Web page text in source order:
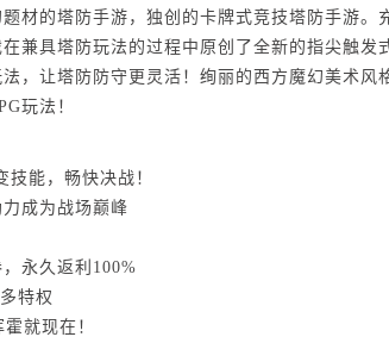
题材的塔防手游，独创的卡牌式竞技塔防手游
兼具塔防玩法的过程中原创了全新的指尖触
，让塔防防守更灵活！绚丽的西方魔幻美术风
玩法！
能，畅快决战！
成为战场巅峰
永久返利100%
特权
就现在！